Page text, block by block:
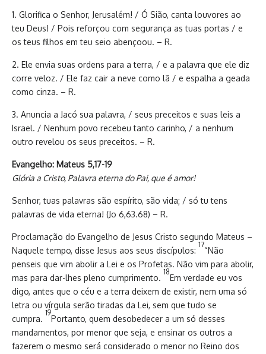
1. Glorifica o Senhor, Jerusalém! / Ó Sião, canta louvores ao
teu Deus! / Pois reforçou com segurança as tuas portas / e
os teus filhos em teu seio abençoou. – R.
2. Ele envia suas ordens para a terra, / e a palavra que ele diz
corre veloz. / Ele faz cair a neve como lã / e espalha a geada
como cinza. – R.
3. Anuncia a Jacó sua palavra, / seus preceitos e suas leis a
Israel. / Nenhum povo recebeu tanto carinho, / a nenhum
outro revelou os seus preceitos. – R.
Evangelho: Mateus 5,17-19
Glória a Cristo, Palavra eterna do Pai, que é amor!
Senhor, tuas palavras são espírito, são vida; / só tu tens
palavras de vida eterna! (Jo 6,63.68) – R.
Proclamação do Evangelho de Jesus Cristo segundo Mateus –
Naquele tempo, disse Jesus aos seus discípulos:
17
“Não
penseis que vim abolir a Lei e os Profetas. Não vim para abolir,
mas para dar-lhes pleno cumprimento.
18
Em verdade eu vos
digo, antes que o céu e a terra deixem de existir, nem uma só
letra ou vírgula serão tiradas da Lei, sem que tudo se
cumpra.
19
Portanto, quem desobedecer a um só desses
mandamentos, por menor que seja, e ensinar os outros a
fazerem o mesmo será considerado o menor no Reino dos